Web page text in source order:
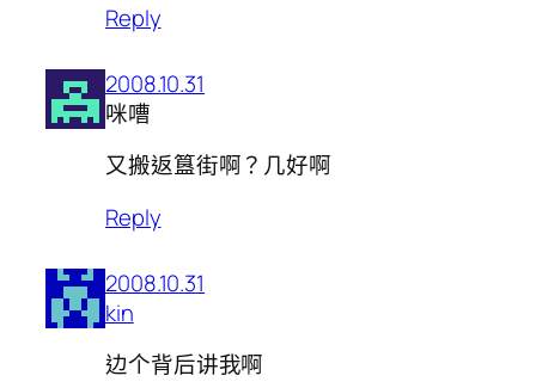
Reply
2008.10.31
咪嘈
又搬返簋街啊？几好啊
Reply
2008.10.31
kin
边个背后讲我啊